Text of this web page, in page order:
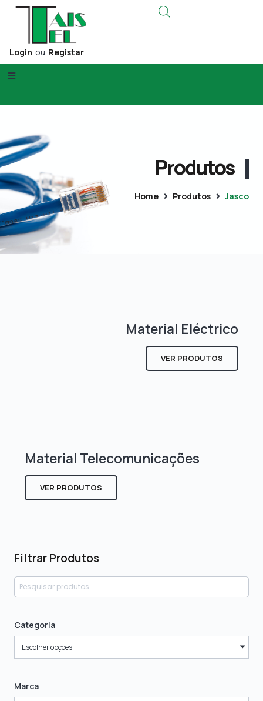
Login ou Registar
Produtos
Home Produtos Jasco
Filtrar Produtos
Categoria
Escolher opções
Marca
Material Eléctrico
VER PRODUTOS
Material Telecomunicações
VER PRODUTOS